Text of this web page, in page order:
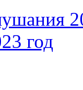
год